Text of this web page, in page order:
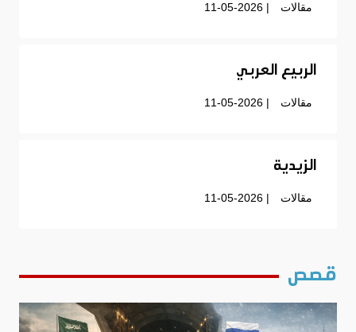
مقالات | 11-05-2026
الربيع العربي
مقالات | 11-05-2026
الزيدية
مقالات | 11-05-2026
قصص